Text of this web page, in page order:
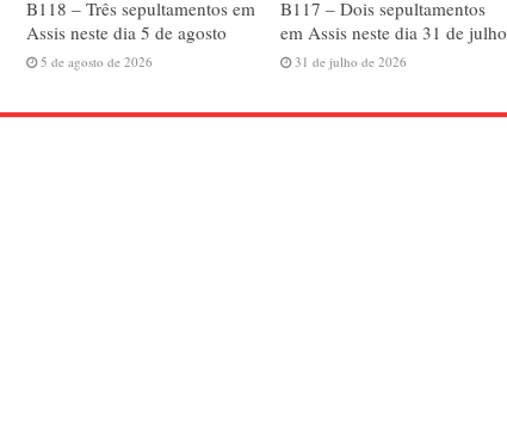
B118 – Três sepultamentos em
Assis neste dia 5 de agosto
5 de agosto de 2026
B117 – Dois sepultamentos
em Assis neste dia 31 de julho
31 de julho de 2026